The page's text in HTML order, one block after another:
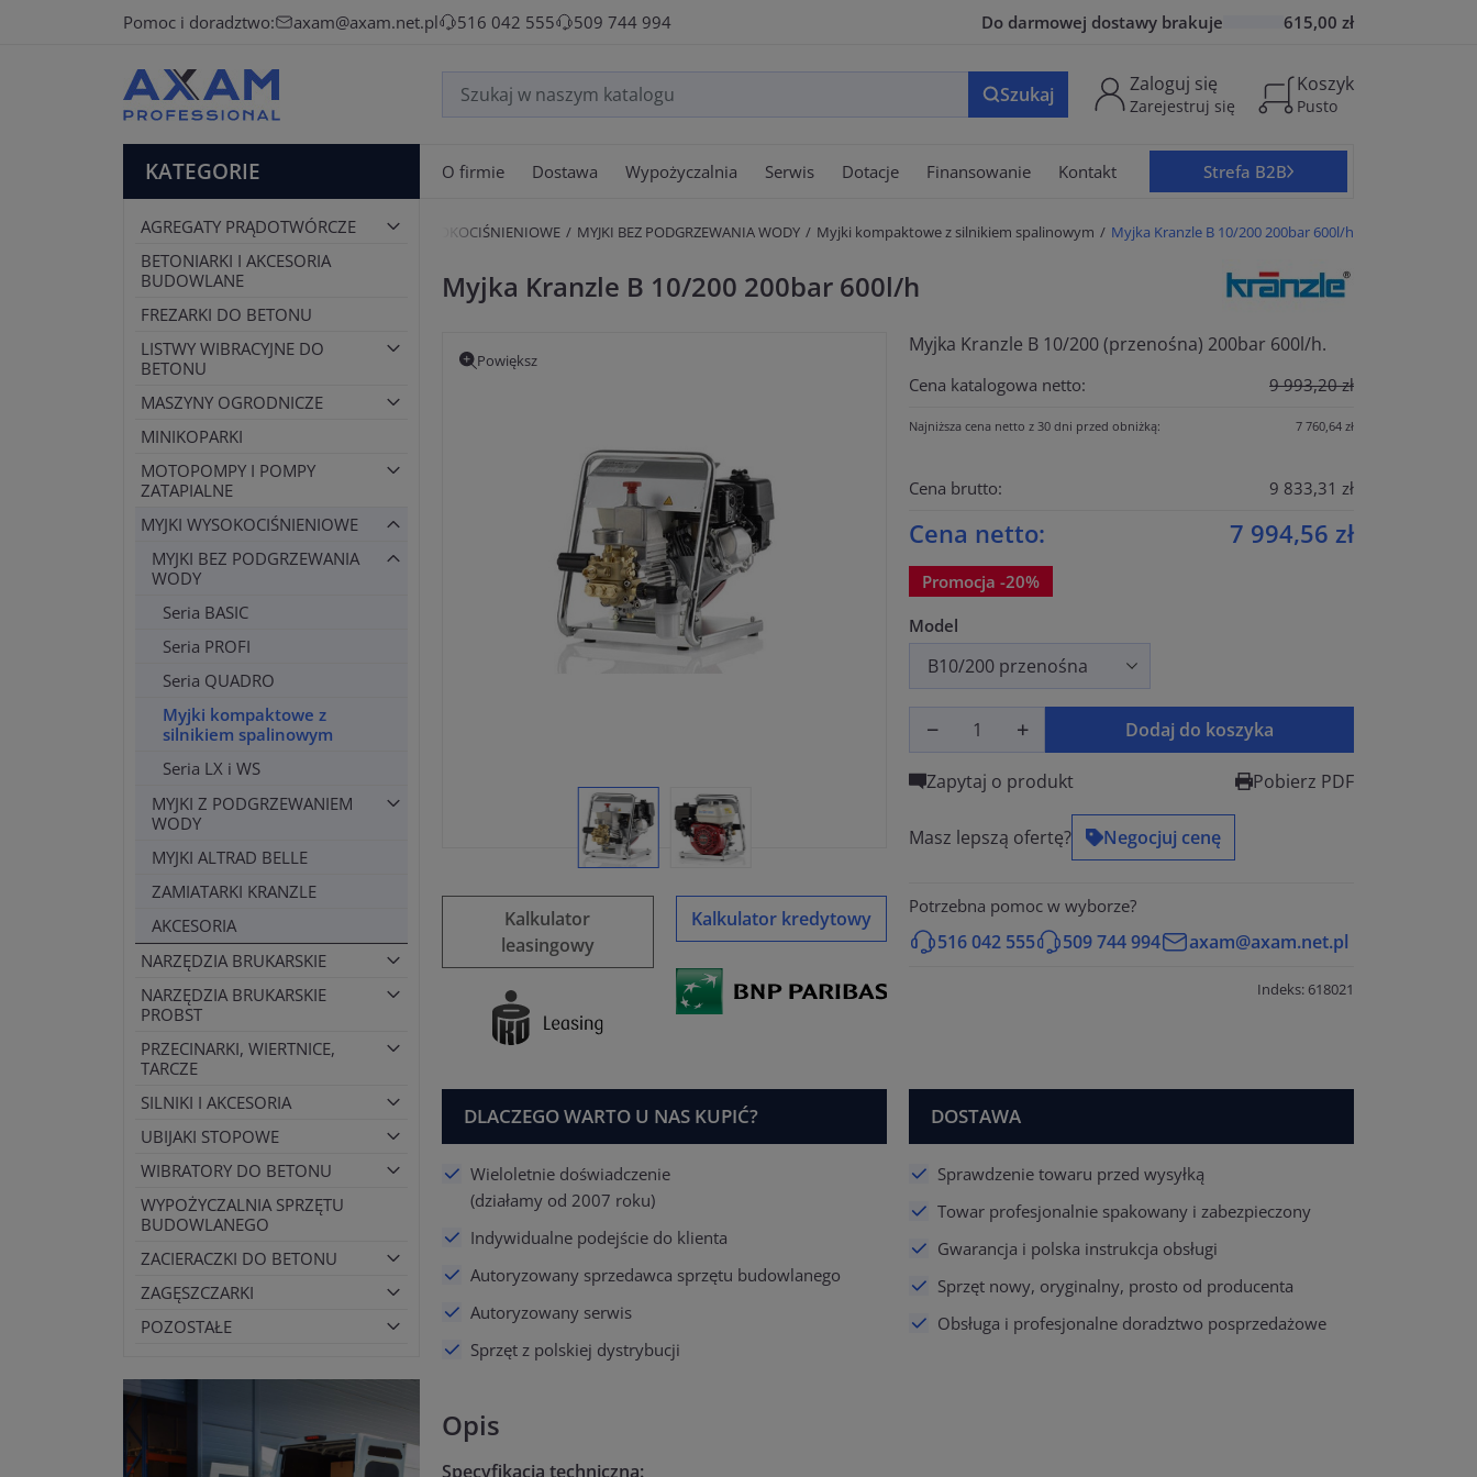
Pomoc i doradztwo: axam@axam.net.pl 516 042 555 509 744 994 Do darmowej dostawy brakuje 615,00 zł
Szukaj Zaloguj się
Zarejestruj się
Koszyk
Pusto
KATEGORIE O firmie Dostawa Wypożyczalnia Serwis Dotacje Finansowanie Kontakt Strefa B2B
AGREGATY PRĄDOTWÓRCZE
BETONIARKI I AKCESORIA
BUDOWLANE
FREZARKI DO BETONU
LISTWY WIBRACYJNE DO
BETONU
MASZYNY OGRODNICZE
MINIKOPARKI
MOTOPOMPY I POMPY
ZATAPIALNE
MYJKI WYSOKOCIŚNIENIOWE
MYJKI BEZ PODGRZEWANIA
WODY
Seria BASIC
Seria PROFI
Seria QUADRO
Myjki kompaktowe z
silnikiem spalinowym
Seria LX i WS
MYJKI Z PODGRZEWANIEM
WODY
MYJKI ALTRAD BELLE
ZAMIATARKI KRANZLE
AKCESORIA
NARZĘDZIA BRUKARSKIE
NARZĘDZIA BRUKARSKIE
PROBST
PRZECINARKI, WIERTNICE,
TARCZE
SILNIKI I AKCESORIA
UBIJAKI STOPOWE
WIBRATORY DO BETONU
WYPOŻYCZALNIA SPRZĘTU
BUDOWLANEGO
ZACIERACZKI DO BETONU
ZAGĘSZCZARKI
POZOSTAŁE
Strona główna MYJKI WYSOKOCIŚNIENIOWE MYJKI BEZ PODGRZEWANIA WODY Myjki kompaktowe z silnikiem spalinowym Myjka Kranzle B 10/200 200bar 600l/h
Myjka Kranzle B 10/200 200bar 600l/h
Powiększ
Kalkulator
leasingowy
Kalkulator kredytowy
Myjka Kranzle B 10/200 (przenośna) 200bar 600l/h.
Cena katalogowa netto: 9 993,20 zł
Najniższa cena netto z 30 dni przed obniżką: 7 760,64 zł
Cena brutto: 9 833,31 zł
Cena netto: 7 994,56 zł
Promocja -20%
Model
Dodaj do koszyka
Zapytaj o produkt Pobierz PDF
Masz lepszą ofertę? Negocjuj cenę
Potrzebna pomoc w wyborze?
516 042 555 509 744 994 axam@axam.net.pl
Indeks: 618021
DLACZEGO WARTO U NAS KUPIĆ?
Wieloletnie doświadczenie
(działamy od 2007 roku)
Indywidualne podejście do klienta
Autoryzowany sprzedawca sprzętu budowlanego
Autoryzowany serwis
Sprzęt z polskiej dystrybucji
DOSTAWA
Sprawdzenie towaru przed wysyłką
Towar profesjonalnie spakowany i zabezpieczony
Gwarancja i polska instrukcja obsługi
Sprzęt nowy, oryginalny, prosto od producenta
Obsługa i profesjonalne doradztwo posprzedażowe
Opis
Specyfikacja techniczna: